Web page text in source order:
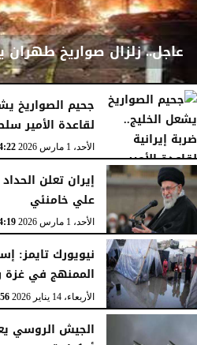
عاجل.. زلزال صواريخ طهران
الأحد، 1 مارس 2026
جحيم الصواريخ
لقاعدة الأمير
الأحد، 1 مارس 2026 04:22
علي خامنئي
الأحد، 1 مارس 2026 04:19
نيويورك تايمز:
الممنهج في
الأربعاء، 14 يناير 2026